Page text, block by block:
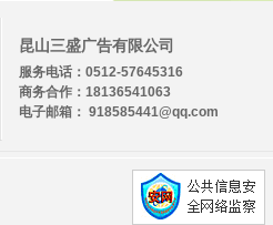
昆山三盛广告有限公司
服务电话：0512-57645316
商务合作：18136541063
电子邮箱： 918585441@qq.com